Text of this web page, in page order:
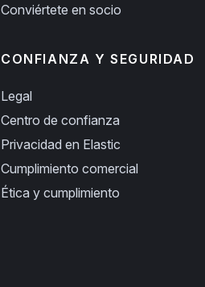
Conviértete en socio
CONFIANZA Y SEGURIDAD
Legal
Centro de confianza
Privacidad en Elastic
Cumplimiento comercial
Ética y cumplimiento